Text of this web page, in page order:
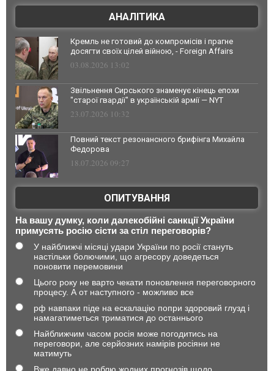
АНАЛІТИКА
Кремль не готовий до компромісів і прагне
досягти своїх цілей війною, - Foreign Affairs
03.08.2026 13:02
Звільнення Сирського знаменує кінець епохи
"старої гвардії" в українській армії — NYT
23.07.2026 10:32
Повний текст резонансного брифінга Михайла
Федорова
18.07.2026 09:27
ОПИТУВАННЯ
На вашу думку, коли далекобійні санкції України
примусять росію сісти за стіл переговорів?
У найближчі місяці удари України по росії стануть
настільки болючими, що агресору доведеться
поновити перемовини
Цього року не варто чекати поновлення переговорного
процесу. А от наступного - можливо все
рф навпаки піде на ескалацію попри здоровий глузд і
намагатиметься триматися до останнього
Найближчим часом росія може погодитись на
переговори, але серйозних намірів росіяни не
матимуть